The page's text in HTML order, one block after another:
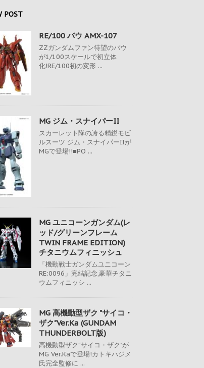
POST
RE/100 バウ AMX-107
ZZガンダムファン待望のバウ
が1/100スケールで初立体
化!RE/100初の変形 ...
MG ジム・スナイパーII
スカーレット隊の誇る精鋭モビ
ルスーツ ジム・スナイパーIIが
MGで登場!!■PO ...
MG ユニコーンガンダム(レ
ッド/グリーンフレーム
TWIN FRAME EDITION)
チタニウムフィニッシュ
「機動戦士ガンダムユニコーン
RE:0096」完結記念,豪華チタニ
ウムフィニッシ ...
MG 高機動型ザク "サイコ・
ザク"Ver.Ka (GUNDAM
THUNDERBOLT版)
高機動型ザク“サイコ・ザク"が
MG Ver.Kaで登場!カトキハジメ
氏完全監修に ...